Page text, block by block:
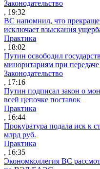
Законодательство
, 19:32
ВС напомнил, что
исключает взыскания
Практика
, 18:02
Путин освободил
миноритариям при
Законодательство
, 17:16
Путин подписал закон о
всей цепочке поставок
Практика
, 16:44
Прокуратура подала иск к
млрд руб.
Практика
, 16:35
Экономколлегия ВС